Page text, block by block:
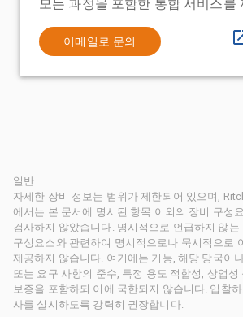
모든 과정을 포함한 통합 서비스를
이메일로 문의
일반
자세한 장비 정보는 범위가 제한되어 있으며,
에서는 본 문서에 명시된 항목 이외의 장비 구성
검사하지 않았습니다. 명시적으로 언급하지 않는
구성요소와 관련하여 명시적으로나 묵시적으로
제공하지 않습니다. 여기에는 기능, 해당 당국이
또는 요구 사항의 준수, 특정 용도 적합성, 상업
보증을 포함하되 이에 국한되지 않습니다. 입찰
사를 실시하도록 강력히 권장합니다.